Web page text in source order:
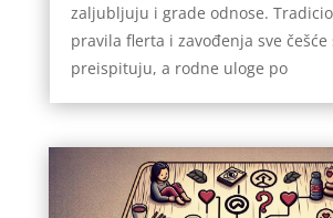
zaljubljuju i grade odnose.
pravila flerta i zavođenja sve češće
preispituju, a rodne uloge po